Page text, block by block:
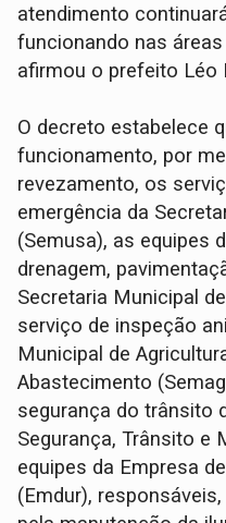
atendimento
funcionando nas
afirmou o prefeito Léo
O decreto estabelece
funcionamento, por
revezamento, os
emergência da
(Semusa), as equipes
drenagem,
Secretaria Municipal
serviço de inspeção
Municipal de
Abastecimento
segurança do trânsito
Segurança, Trânsito e
equipes da Empresa
(Emdur),